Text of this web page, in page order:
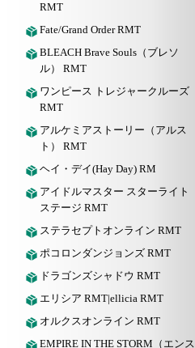
RMT
Fate/Grand Order RMT
BLEACH Brave Souls（ブレソ
ル） RMT
ワンピース トレジャークルーズ
RMT
アルケミアストーリー（アルス
ト） RMT
ヘイ・デイ(Hay Day) RM
アイドルマスター スターライト
ステージ RMT
ステラセプトオンライン RMT
ポコロンダンジョンズ RMT
ドラゴンズシャドウ RMT
エリシア RMT|ellicia RMT
オルクスオンライン RMT
EMPIRE IN THE STORM（エンス